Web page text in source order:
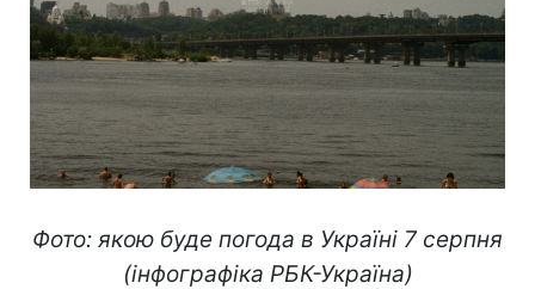
Фото: якою буде погода в Україні 7 серпня
(інфографіка РБК-Україна)